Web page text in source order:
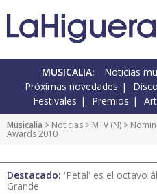
MUSICALIA: Noticias
Próximas novedades
Festivales
Premios
Musicalia > Noticias > MTV (N) >
Awards 2010
Destacado: 'Petal' es el octavo
Grande